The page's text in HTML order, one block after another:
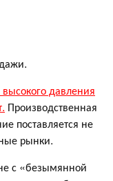
давления
Производственная
поставляется не
рынки.
с «безымянной